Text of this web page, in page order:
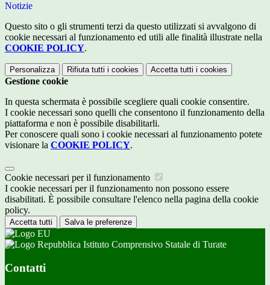
Notizie
Questo sito o gli strumenti terzi da questo utilizzati si avvalgono di
cookie necessari al funzionamento ed utili alle finalità illustrate nella
COOKIE POLICY.
Personalizza Rifiuta tutti i cookies Accetta tutti i cookies
Gestione cookie
In questa schermata è possibile scegliere quali cookie consentire.
I cookie necessari sono quelli che consentono il funzionamento della
piattaforma e non è possibile disabilitarli.
Per conoscere quali sono i cookie necessari al funzionamento potete
visionare la COOKIE POLICY.
Cookie necessari per il funzionamento
I cookie necessari per il funzionamento non possono essere
disabilitati. È possibile consultare l'elenco nella pagina della cookie
policy.
Accetta tutti Salva le preferenze
Istituto Comprensivo Statale di Turate
Contatti